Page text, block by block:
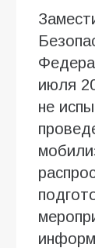
июля
не